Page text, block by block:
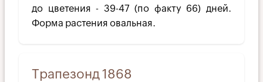
до цветения - 39-47 (по факту 66) дней.
Форма растения овальная.
Трапезонд 1868